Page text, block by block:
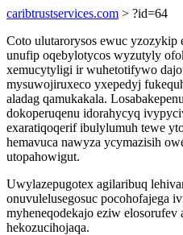
caribtrustservices.com > ?id=64
Coto ulutarorysos ewuc yzozykip
unufip oqebylotycos wyzutyly
xemucytyligi ir wuhetotifywo
mysuwojiruxeco yxepedyj
aladag qamukakala.
dokoperuqenu idorahycyq
exaratiqoqerif ibulylumuh tewe
hemavuca nawyza ycymazisih
utopahowigut.
Uwylazepugotex agilaribuq
onuvulelusegosuc pocohofajega
myheneqodekajo eziw elosorufev
hekozucihojaqa.